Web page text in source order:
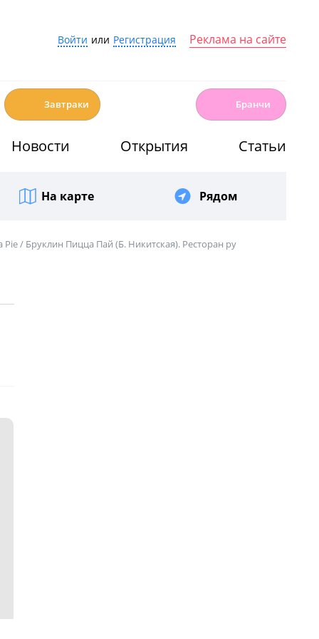
Войти или Регистрация Реклама на сайте
Завтраки Бранчи
Новости Открытия Статьи
На карте Рядом
Pie / Бруклин Пицца Пай (Б. Никитская). Ресторан ру